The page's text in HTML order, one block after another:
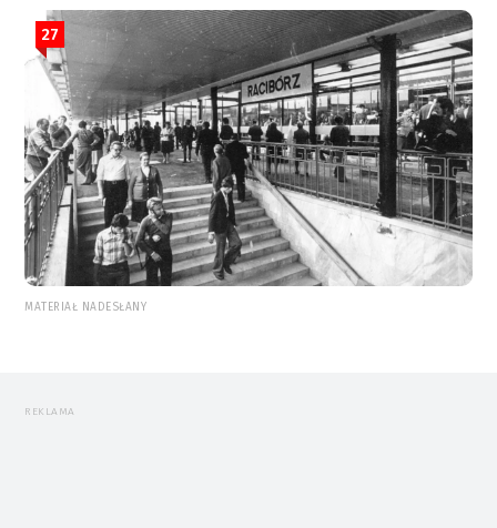
27
MATERIAŁ NADESŁANY
REKLAMA